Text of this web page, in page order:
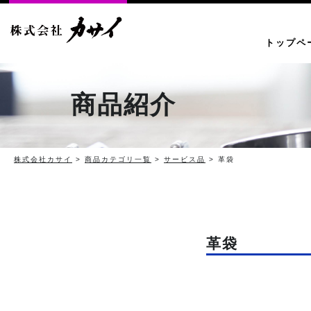
トップペ
商品紹介
株式会社カサイ > 商品カテゴリ一覧 > サービス品 > 革袋
革袋